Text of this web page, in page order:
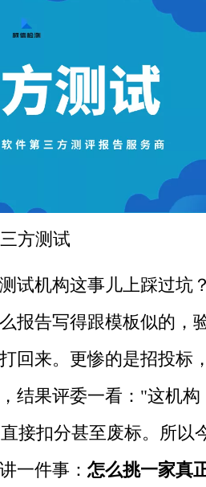
方测试
试机构这事儿上踩过坑？
报告写得跟模板似的，
回来。更惨的是招投标，
结果评委一看："这机构
接扣分甚至废标。 所以
一件事： 怎么挑一家真